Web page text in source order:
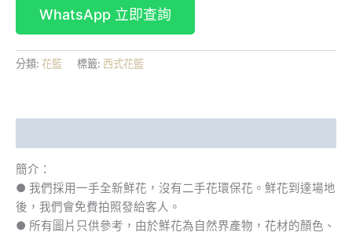
分類: 花籃 標籤: 西式花籃
簡介：
● 我們採用一手全新鮮花，沒有二手花環保花。鮮花到達場地
後，我們會免費拍照發給客人。
● 所有圖片只供參考，由於鮮花為自然界產物，花材的顏色、